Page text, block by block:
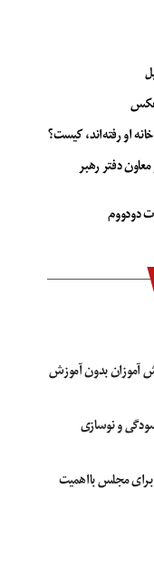
عکس
او رفته‌اند، کیست؟
دفتر رهبر
دودووم
آموزان بدون آموزش
و نوسازی
برای مجلس بااهمیت